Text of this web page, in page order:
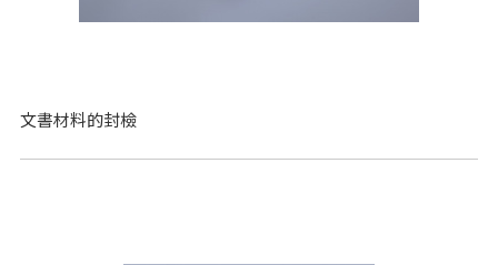
文書材料的封檢